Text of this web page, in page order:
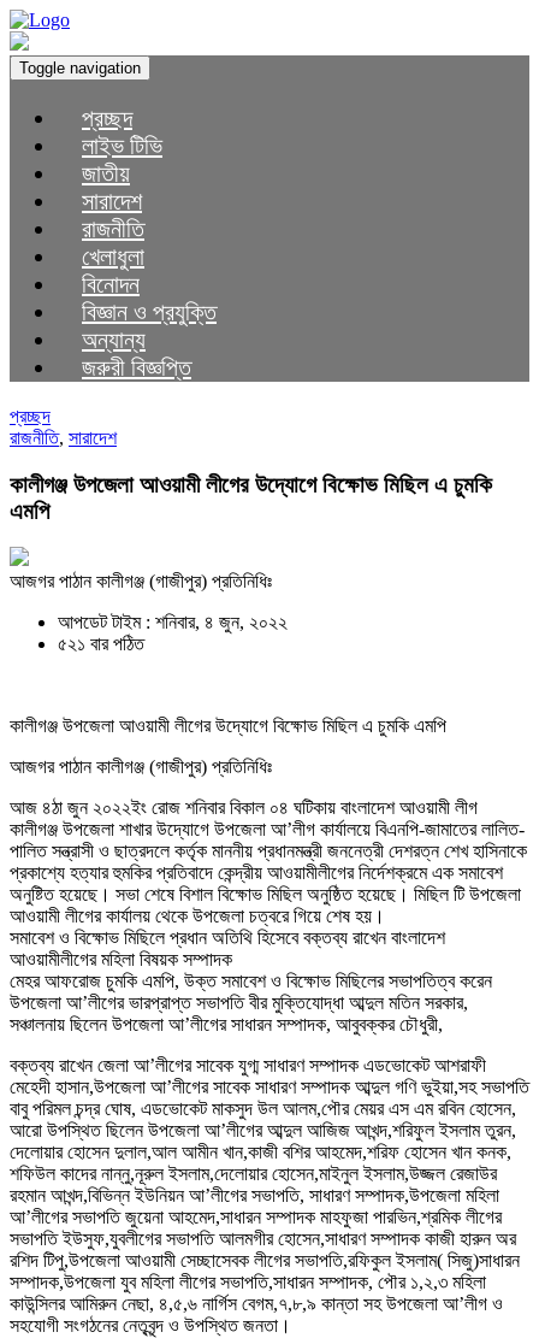
Toggle navigation
প্রচ্ছদ
লাইভ টিভি
জাতীয়
সারাদেশ
রাজনীতি
খেলাধুলা
বিনোদন
বিজ্ঞান ও প্রযুক্তি
অন্যান্য
জরুরী বিজ্ঞপ্তি
প্রচ্ছদ
রাজনীতি, সারাদেশ
কালীগঞ্জ উপজেলা আওয়ামী লীগের উদ্যোগে বিক্ষোভ মিছিল এ চুমকি
এমপি
আজগর পাঠান কালীগঞ্জ (গাজীপুর) প্রতিনিধিঃ
আপডেট টাইম : শনিবার, ৪ জুন, ২০২২
৫২১ বার পঠিত
কালীগঞ্জ উপজেলা আওয়ামী লীগের উদ্যোগে বিক্ষোভ মিছিল এ চুমকি এমপি
আজগর পাঠান কালীগঞ্জ (গাজীপুর) প্রতিনিধিঃ
আজ ৪ঠা জুন ২০২২ইং রোজ শনিবার বিকাল ০৪ ঘটিকায় বাংলাদেশ আওয়ামী লীগ
কালীগঞ্জ উপজেলা শাখার উদ্যোগে উপজেলা আ’লীগ কার্যালয়ে বিএনপি-জামাতের লালিত-
পালিত সন্ত্রাসী ও ছাত্রদলে কর্তৃক মাননীয় প্রধানমন্ত্রী জননেত্রী দেশরত্ন শেখ হাসিনাকে
প্রকাশ্যে হত্যার হুমকির প্রতিবাদে কেন্দ্রীয় আওয়ামীলীগের নির্দেশক্রমে এক সমাবেশ
অনুষ্টিত হয়েছে। সভা শেষে বিশাল বিক্ষোভ মিছিল অনুষ্ঠিত হয়েছে। মিছিল টি উপজেলা
আওয়ামী লীগের কার্যালয় থেকে উপজেলা চত্বরে গিয়ে শেষ হয়।
সমাবেশ ও বিক্ষোভ মিছিলে প্রধান অতিথি হিসেবে বক্তব্য রাখেন বাংলাদেশ
আওয়ামীলীগের মহিলা বিষয়ক সম্পাদক
মেহর আফরোজ চুমকি এমপি, উক্ত সমাবেশ ও বিক্ষোভ মিছিলের সভাপতিত্ব করেন
উপজেলা আ’লীগের ভারপ্রাপ্ত সভাপতি বীর মুক্তিযোদ্ধা আব্দুল মতিন সরকার,
সঞ্চালনায় ছিলেন উপজেলা আ’লীগের সাধারন সম্পাদক, আবুবক্কর চৌধুরী,
বক্তব্য রাখেন জেলা আ’লীগের সাবেক যুগ্ম সাধারণ সম্পাদক এডভোকেট আশরাফী
মেহেদী হাসান,উপজেলা আ’লীগের সাবেক সাধারণ সম্পাদক আব্দুল গণি ভুইয়া,সহ সভাপতি
বাবু পরিমল চন্দ্র ঘোষ, এডভোকেট মাকসুদ উল আলম,পৌর মেয়র এস এম রবিন হোসেন,
আরো উপস্থিত ছিলেন উপজেলা আ’লীগের আব্দুল আজিজ আখন্দ,শরিফুল ইসলাম তুরন,
দেলোয়ার হোসেন দুলাল,আল আমীন খান,কাজী বশির আহমেদ,শরিফ হোসেন খান কনক,
শফিউল কাদের নান্নু,নূরুল ইসলাম,দেলোয়ার হোসেন,মাইনুল ইসলাম,উজ্জল রেজাউর
রহমান আখন্দ,বিভিন্ন ইউনিয়ন আ’লীগের সভাপতি, সাধারণ সম্পাদক,উপজেলা মহিলা
আ’লীগের সভাপতি জুয়েনা আহমেদ,সাধারন সম্পাদক মাহফুজা পারভিন,শ্রমিক লীগের
সভাপতি ইউসুফ,যুবলীগের সভাপতি আলমগীর হোসেন,সাধারণ সম্পাদক কাজী হারুন অর
রশিদ টিপু,উপজেলা আওয়ামী সেচ্ছাসেবক লীগের সভাপতি,রফিকুল ইসলাম( সিজু)সাধারন
সম্পাদক,উপজেলা যুব মহিলা লীগের সভাপতি,সাধারন সম্পাদক, পৌর ১,২,৩ মহিলা
কাউন্সিলর আমিরুন নেছা, ৪,৫,৬ নার্গিস বেগম,৭,৮,৯ কান্তা সহ উপজেলা আ’লীগ ও
সহযোগী সংগঠনের নেতৃবৃন্দ ও উপস্থিত জনতা।